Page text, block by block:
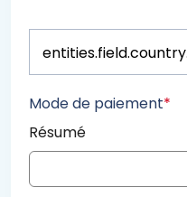
Mode de paiement*
Résumé